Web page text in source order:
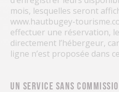
mois, lesquelles seront
www.hautbugey-
effectuer une réservation,
directement l’hébergeur,
ligne n’est proposée dans
Un service sans